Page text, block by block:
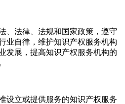
、法律、法规和国家政策，遵守
业自律，维护知识产权服务机构
发展，提高知识产权服务机构的
设立或提供服务的知识产权服务